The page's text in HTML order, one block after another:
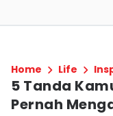
Home Life
5 Tanda
Pernah